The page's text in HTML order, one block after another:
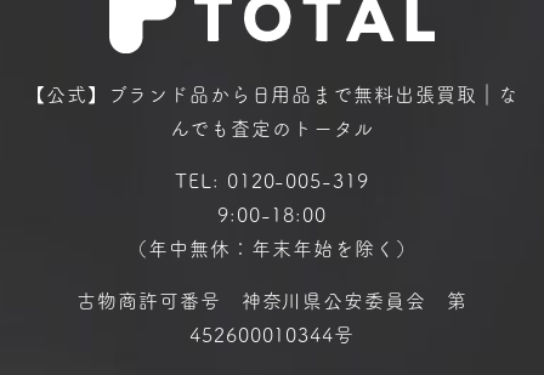
【公式】ブランド品から日用品まで無料出張買取｜な
んでも査定のトータル
TEL: 0120-005-319
9:00-18:00
（年中無休：年末年始を除く）
古物商許可番号 神奈川県公安委員会 第
452600010344号